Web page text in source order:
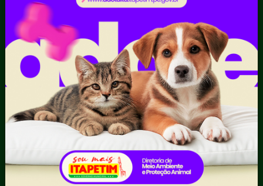
Contratos
Obras Públicas
Planejamento e
Prestação de Contas
Receitas
Recursos Humanos
Ouvidoria
Acompanhar uma
Atendimento via WhatsApp
Competências da Ouvidoria
Dúvidas? Acesse o FAQ
Portal Transporte
Escolar
Contratos
Contratos Administrativos
Despesas
I - Anexo I - Ficha de